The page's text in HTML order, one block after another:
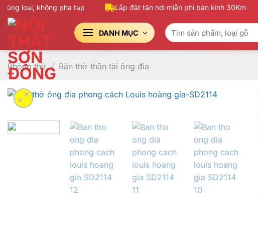
Bỏ
qua
loại, không pha tạp Lắp đặt tận nơi miễn phí bán kính 30Km
DANH MỤC
Tìm
kiếm:
Phòng thờ / Bàn thờ thần tài ông địa